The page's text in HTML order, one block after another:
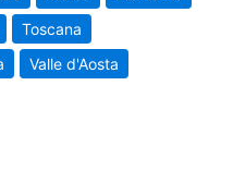
Toscana
Valle d'Aosta